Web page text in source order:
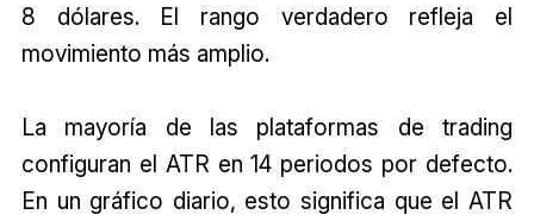
8 dólares. El rango verdadero refleja el
movimiento más amplio.
La mayoría de las plataformas de trading
configuran el ATR en 14 periodos por defecto.
En un gráfico diario, esto significa que el ATR